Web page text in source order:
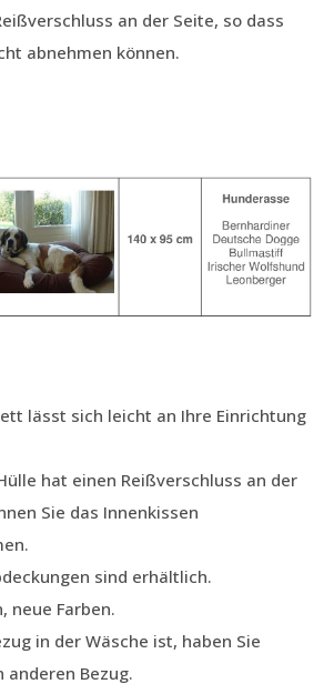
an der Seite, so dass
abnehmen können.
lässt sich leicht an Ihre Einrichtung
hat einen Reißverschluss an der
Sie das Innenkissen
sind erhältlich.
neue Farben.
in der Wäsche ist, haben Sie
anderen Bezug.